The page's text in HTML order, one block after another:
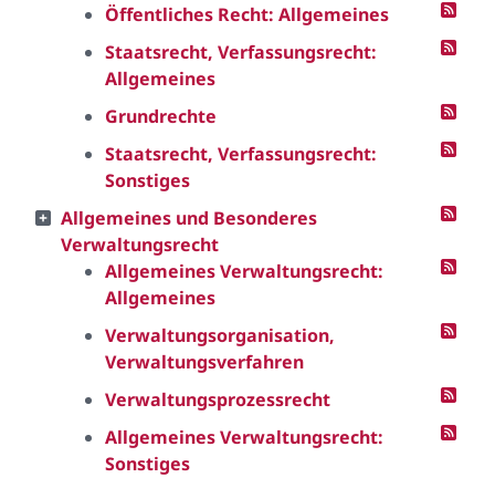
Öffentliches Recht: Allgemeines
Staatsrecht, Verfassungsrecht:
Allgemeines
Grundrechte
Staatsrecht, Verfassungsrecht:
Sonstiges
Allgemeines und Besonderes
Verwaltungsrecht
Allgemeines Verwaltungsrecht:
Allgemeines
Verwaltungsorganisation,
Verwaltungsverfahren
Verwaltungsprozessrecht
Allgemeines Verwaltungsrecht:
Sonstiges